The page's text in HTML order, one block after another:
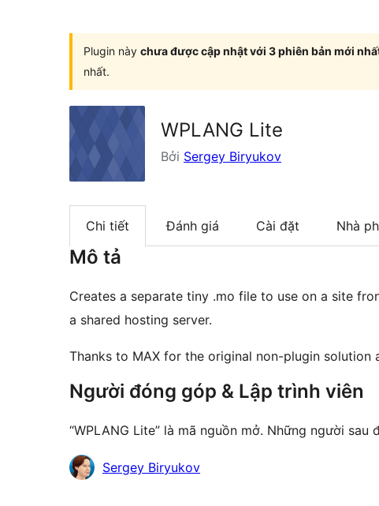
Plugin này chưa được cập nhật với 3 phiên bản mới
nhất.
WPLANG Lite
Bởi Sergey Biryukov
Chi tiết Đánh giá Cài đặt Nhà
Mô tả
Creates a separate tiny .mo file to use on a site
a shared hosting server.
Thanks to MAX for the original non-plugin solution
Người đóng góp & Lập trình viên
“WPLANG Lite” là mã nguồn mở. Những người
NhữngSergey Biryukov